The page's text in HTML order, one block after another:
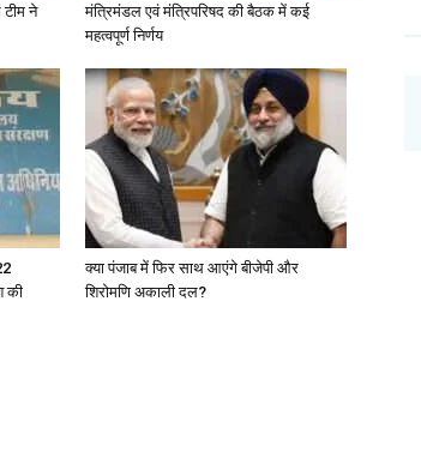
टीम ने
मंत्रिमंडल एवं मंत्रिपरिषद की बैठक में कई
महत्वपूर्ण निर्णय
की
क्या पंजाब में फिर साथ आएंगे बीजेपी और
शिरोमणि अकाली दल?